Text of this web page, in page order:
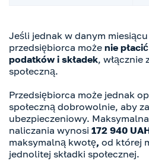
Jeśli jednak w danym
przedsiębiorca może nie
podatków i składek, włącznie
społeczną.
Przedsiębiorca może jednak
społeczną dobrowolnie, aby
ubezpieczeniowy.
naliczania wynosi 172 940
maksymalną kwotę, od której
jednolitej składki społecznej.